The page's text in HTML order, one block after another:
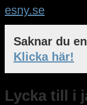
esny.se
Saknar du
Klicka här!
Lycka till i